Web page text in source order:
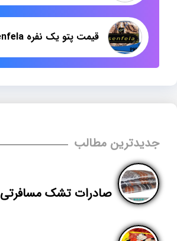
قیمت پتو یک نفره senfela از بانه
جدیدترین مطالب